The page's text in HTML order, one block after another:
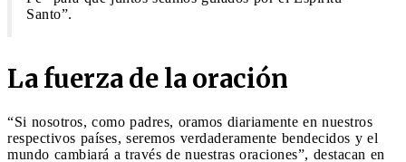
Santo”.
La fuerza de la oración
“Si nosotros, como padres, oramos diariamente en nuestros
respectivos países, seremos verdaderamente bendecidos y el
mundo cambiará a través de nuestras oraciones”, destacan en